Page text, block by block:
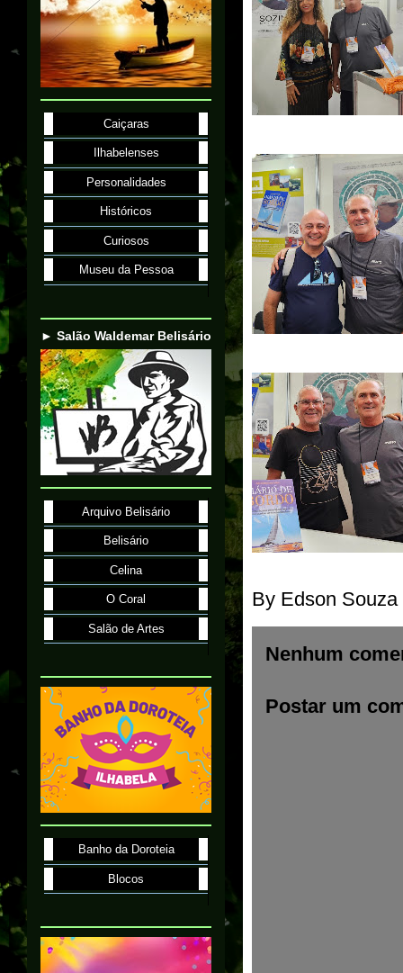
By Edson Souza
Nenhum
Postar um
Caiçaras
Ilhabelenses
Personalidades
Históricos
Curiosos
Museu da Pessoa
► Salão Waldemar Belisário
Arquivo Belisário
Belisário
Celina
O Coral
Salão de Artes
Banho da Doroteia
Blocos